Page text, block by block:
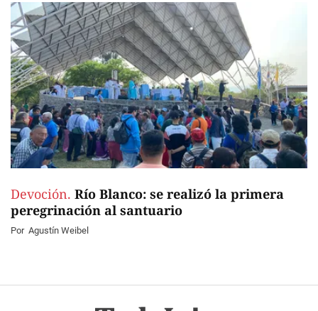
Devoción. Río Blanco: se realizó la primera
peregrinación al santuario
Por Agustín Weibel